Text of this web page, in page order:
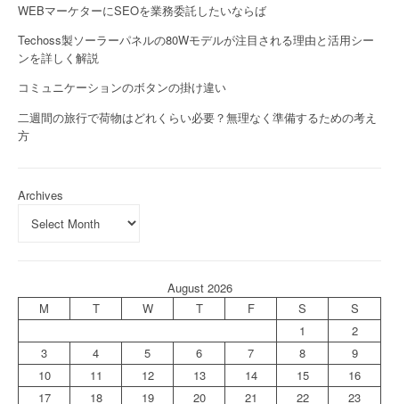
WEBマーケターにSEOを業務委託したいならば
Techoss製ソーラーパネルの80Wモデルが注目される理由と活用シー
ンを詳しく解説
コミュニケーションのボタンの掛け違い
二週間の旅行で荷物はどれくらい必要？無理なく準備するための考え
方
Archives
August 2026
M
T W T F S
S
1
2
3
4 5 6 7 8
9
10
11 12 13 14 15
16
17
18 19 20 21 22 23